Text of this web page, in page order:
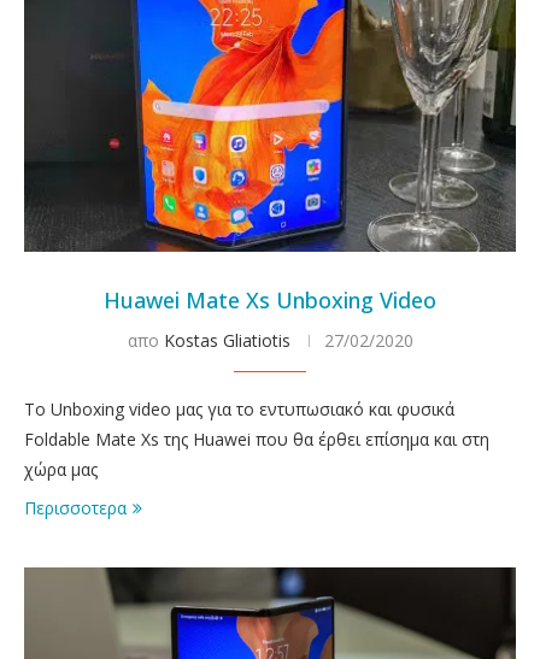
Huawei Mate Xs Unboxing Video
απο Kostas Gliatiotis 27/02/2020
Το Unboxing video μας για το εντυπωσιακό και φυσικά
Foldable Mate Xs της Huawei που θα έρθει επίσημα και στη
χώρα μας
Περισσοτερα